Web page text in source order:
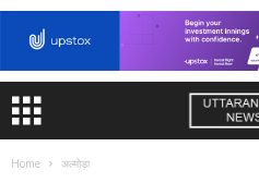
Home अल्मोड़ा